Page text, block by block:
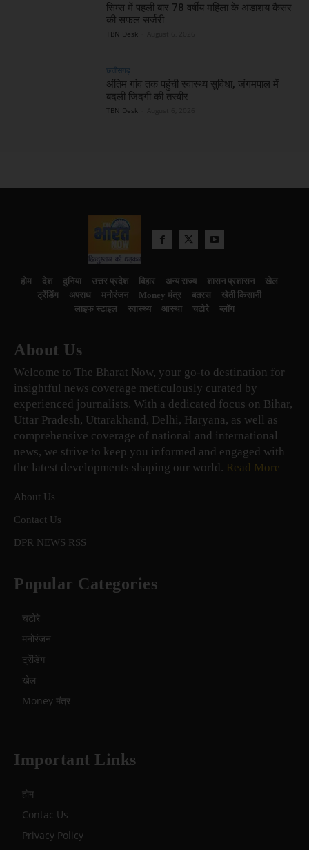
सिम्स में पहली बार 78 वर्षीय महिला के अंडाशय कैंसर
की सफल सर्जरी
TBN Desk
छत्तीसगढ़
अंतिम गांव तक पहुंची स्वास्थ्य सुविधा, जंगमपाल में
बदली जिंदगी की तस्वीर
TBN Desk
होम देश दुनिया उत्तर प्रदेश बिहार अन्य राज्य शासन प्रशासन
खेल
ट्रेंडिंग
अपराध मनोरंजन Money मंत्र बतरस
खेती किसानी
लाइफ स्टाइल
स्वास्थ्य आस्था चटोरे ब्लॉग
About Us
Welcome to The Bharat Now, your go-to destination for
insightful news coverage meticulously curated by
experienced journalists. With a dedicated focus on Bihar,
Uttar Pradesh, Uttarakhand, Delhi, Haryana, as well as
comprehensive coverage of national and international
news, we strive to keep you informed and engaged with
the latest developments shaping our world. Read More
About Us
Contact Us
DPR NEWS RSS
Popular Categories
चटोरे
मनोरंजन
ट्रेंडिंग
खेल
Money मंत्र
Important Links
होम
Contac Us
Privacy Policy